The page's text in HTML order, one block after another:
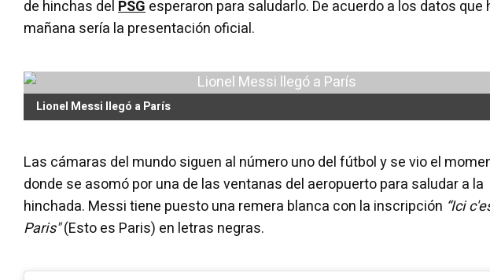
de hinchas delPSGesperaron para saludarlo. De acuerdo a los datos que
mañana sería la presentación oficial.
Lionel Messi llegó a París
Las cámaras del mundo siguen al número uno del fútbol y se vio el
donde se asomó por una de las ventanas del aeropuerto para saludar a la
hinchada. Messi tiene puesto una remera blanca con la inscripción “Ici
Paris"(Esto es Paris) en letras negras.